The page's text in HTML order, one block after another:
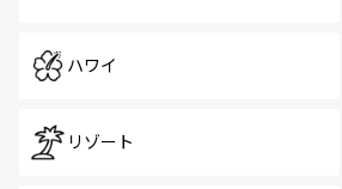
ハワイ
リゾート